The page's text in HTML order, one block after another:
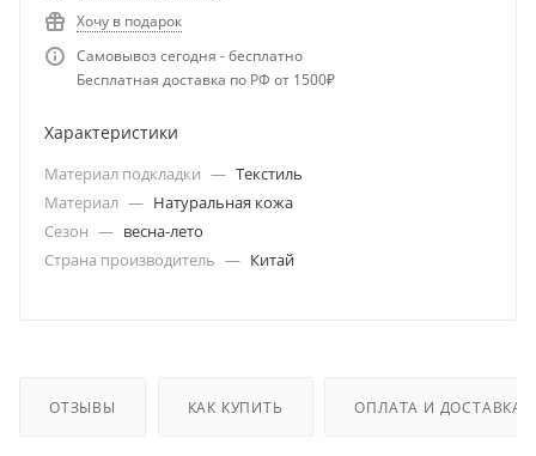
Хочу в подарок
Самовывоз сегодня - бесплатно
Бесплатная доставка по РФ от 1500₽
Характеристики
Материал подкладки — Текстиль
Материал — Натуральная кожа
Сезон — весна-лето
Страна производитель — Китай
ОТЗЫВЫ КАК КУПИТЬ ОПЛАТА И ДОСТАВКА